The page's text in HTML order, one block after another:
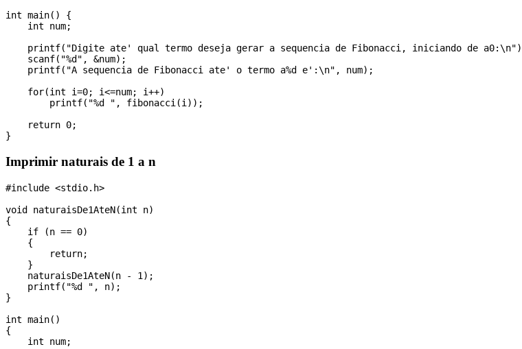
int main() {
    int num;
printf("Digite ate' qual termo deseja gerar a sequencia de Fibonacci, iniciando de
    scanf("%d", &num);
    printf("A sequencia de Fibonacci ate' o termo a%d e':\n", num);
    for(int i=0; i<=num; i++)
        printf("%d ", fibonacci(i));
    return 0;
Imprimir naturais de 1 a n
#include <stdio.h>
void naturaisDe1AteN(int n)
{
    if (n == 0)
    {
        return;
    }
    naturaisDe1AteN(n - 1);
    printf("%d ", n);
}
int main()
{
    int num;